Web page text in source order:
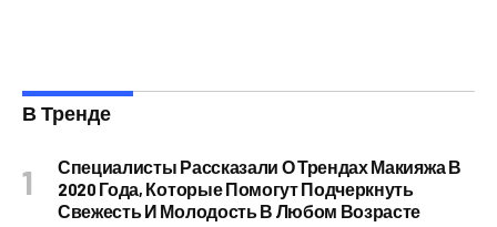
В Тренде
Специалисты Рассказали О Трендах Макияжа В
2020 Года, Которые Помогут Подчеркнуть
Свежесть И Молодость В Любом Возрасте